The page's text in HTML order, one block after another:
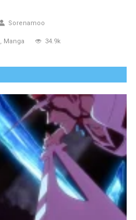
Sorenamoo
Manga 34.9k